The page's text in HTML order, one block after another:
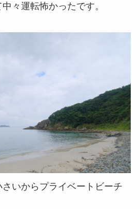
々運転怖かったです。
いからプライベートビーチ